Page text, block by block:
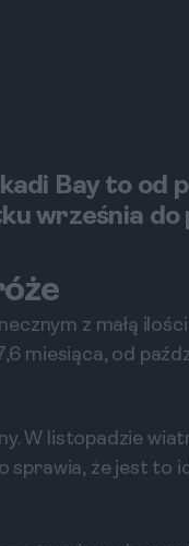
Bay to od
września do
z małą
miesiąca, od
W listopadzie
sprawia, że jest to